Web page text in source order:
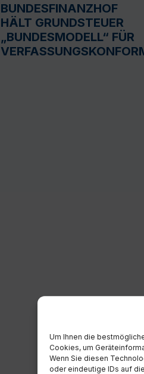
Um Ihnen die
Cookies, um
Wenn Sie diesen
oder eindeutige IDs auf
BUNDESFINANZHOF
HÄLT GRUNDSTEUER
„BUNDESMODELL“ FÜR